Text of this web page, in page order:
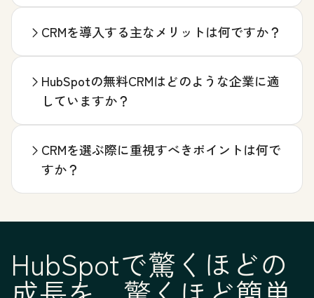
CRMを導入する主なメリットは何ですか？
HubSpotの無料CRMはどのような企業に適
していますか？
CRMを選ぶ際に重視すべきポイントは何で
すか？
HubSpotで驚くほどの